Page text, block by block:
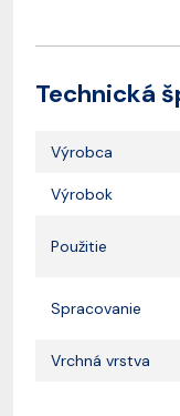
Technická
Výrobca
Výrobok
Použitie
Spracovanie
Vrchná vrstva